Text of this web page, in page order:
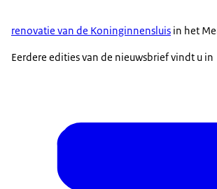
renovatie van de Koninginnensluis in het
Eerdere edities van de nieuwsbrief vindt u in